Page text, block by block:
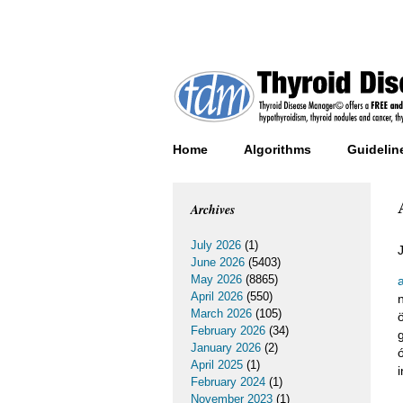
Home Algorithms
Archives
July 2026 (1)
June 2026 (5403)
May 2026 (8865)
April 2026 (550)
March 2026 (105)
February 2026 (34)
January 2026 (2)
April 2025 (1)
February 2024 (1)
November 2023 (1)